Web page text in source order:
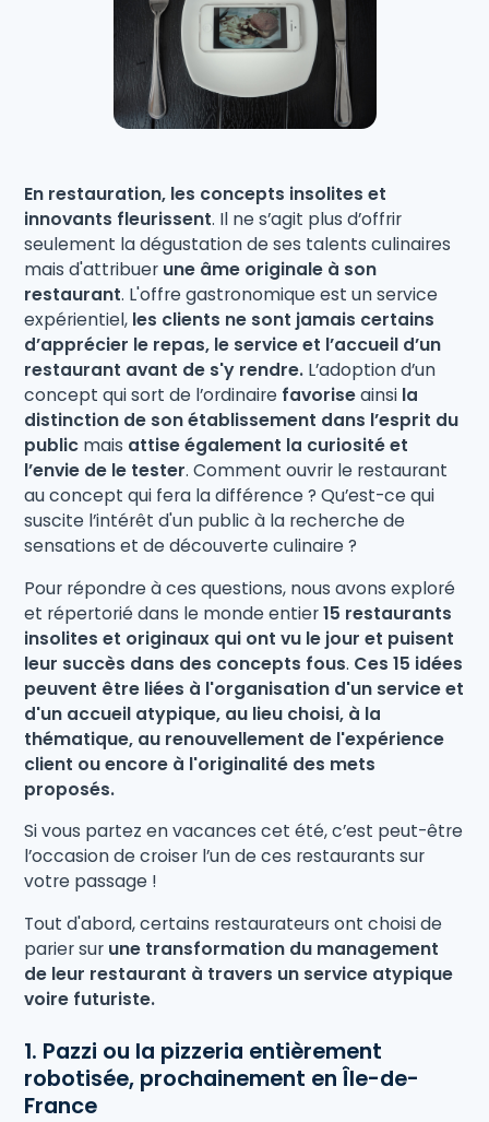
En restauration, les concepts insolites et
innovants fleurissent. Il ne s’agit plus d’offrir
seulement la dégustation de ses talents culinaires
mais d'attribuer une âme originale à son
restaurant. L'offre gastronomique est un service
expérientiel, les clients ne sont jamais certains
d’apprécier le repas, le service et l’accueil d’un
restaurant avant de s'y rendre. L’adoption d’un
concept qui sort de l’ordinaire favoriseainsi la
distinction de son établissement dans l’esprit du
public mais attise également la curiosité et
l’envie de le tester. Comment ouvrir le restaurant
au concept qui fera la différence ? Qu’est-ce qui
suscite l’intérêt d'un public à la recherche de
sensations et de découverte culinaire ?
Pour répondre à ces questions, nous avons exploré
et répertorié dans le monde entier15 restaurants
insolites et originaux qui ont vu le jour et puisent
leur succès dans des concepts fous. Ces 15 idées
peuvent être liées à l'organisation d'un service et
d'un accueil atypique, au lieu choisi, à la
thématique, au renouvellement de l'expérience
client ou encore à l'originalité des mets
proposés.
Si vous partez en vacances cet été, c’est peut-être
l’occasion de croiser l’un de ces restaurants sur
votre passage !
Tout d'abord, certains restaurateurs ont choisi de
parier sur une transformation du management
de leur restaurant à travers un service atypique
voire futuriste.
1. Pazzi ou la pizzeria entièrement
robotisée, prochainement en Île-de-
France